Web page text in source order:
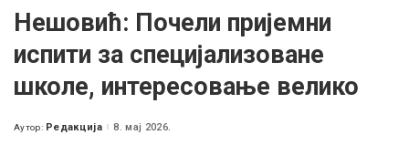
Нешовић: Почели пријемни
испити за специјализоване
школе, интересовање велико
Posted
Аутор: Редакција 8. мај 2026.